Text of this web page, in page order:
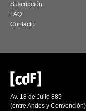
Suscripción
FAQ
Contacto
Av. 18 de Julio 885
(entre Andes y Convención)